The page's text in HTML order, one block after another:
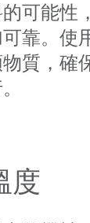
可能性
靠。使
質，確
度